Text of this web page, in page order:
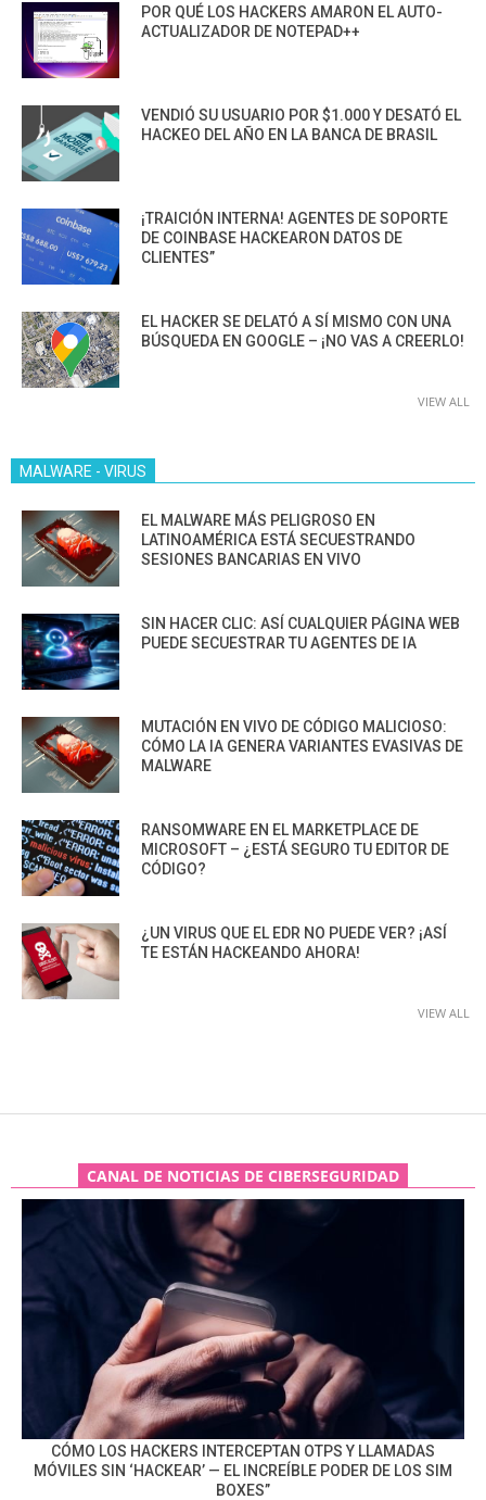
POR QUÉ LOS HACKERS AMARON EL AUTO-
ACTUALIZADOR DE NOTEPAD++
VENDIÓ SU USUARIO POR $1.000 Y DESATÓ EL
HACKEO DEL AÑO EN LA BANCA DE BRASIL
¡TRAICIÓN INTERNA! AGENTES DE SOPORTE
DE COINBASE HACKEARON DATOS DE
CLIENTES”
EL HACKER SE DELATÓ A SÍ MISMO CON UNA
BÚSQUEDA EN GOOGLE – ¡NO VAS A CREERLO!
VIEW ALL
MALWARE - VIRUS
EL MALWARE MÁS PELIGROSO EN
LATINOAMÉRICA ESTÁ SECUESTRANDO
SESIONES BANCARIAS EN VIVO
SIN HACER CLIC: ASÍ CUALQUIER PÁGINA WEB
PUEDE SECUESTRAR TU AGENTES DE IA
MUTACIÓN EN VIVO DE CÓDIGO MALICIOSO:
CÓMO LA IA GENERA VARIANTES EVASIVAS DE
MALWARE
RANSOMWARE EN EL MARKETPLACE DE
MICROSOFT – ¿ESTÁ SEGURO TU EDITOR DE
CÓDIGO?
¿UN VIRUS QUE EL EDR NO PUEDE VER? ¡ASÍ
TE ESTÁN HACKEANDO AHORA!
VIEW ALL
CANAL DE NOTICIAS DE CIBERSEGURIDAD
CÓMO LOS HACKERS INTERCEPTAN OTPS Y LLAMADAS
MÓVILES SIN ‘HACKEAR’ — EL INCREÍBLE PODER DE LOS SIM
BOXES”